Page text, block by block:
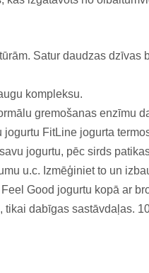
Satur daudzas dzīvas
kompleksu.
gremošanas enzīmu
jogurtu FitLine jogurta
jogurtu, pēc sirds
u.c. Izmēģiniet to un
Good jogurtu kopā ar
tikai dabīgas sastāvdaļas.